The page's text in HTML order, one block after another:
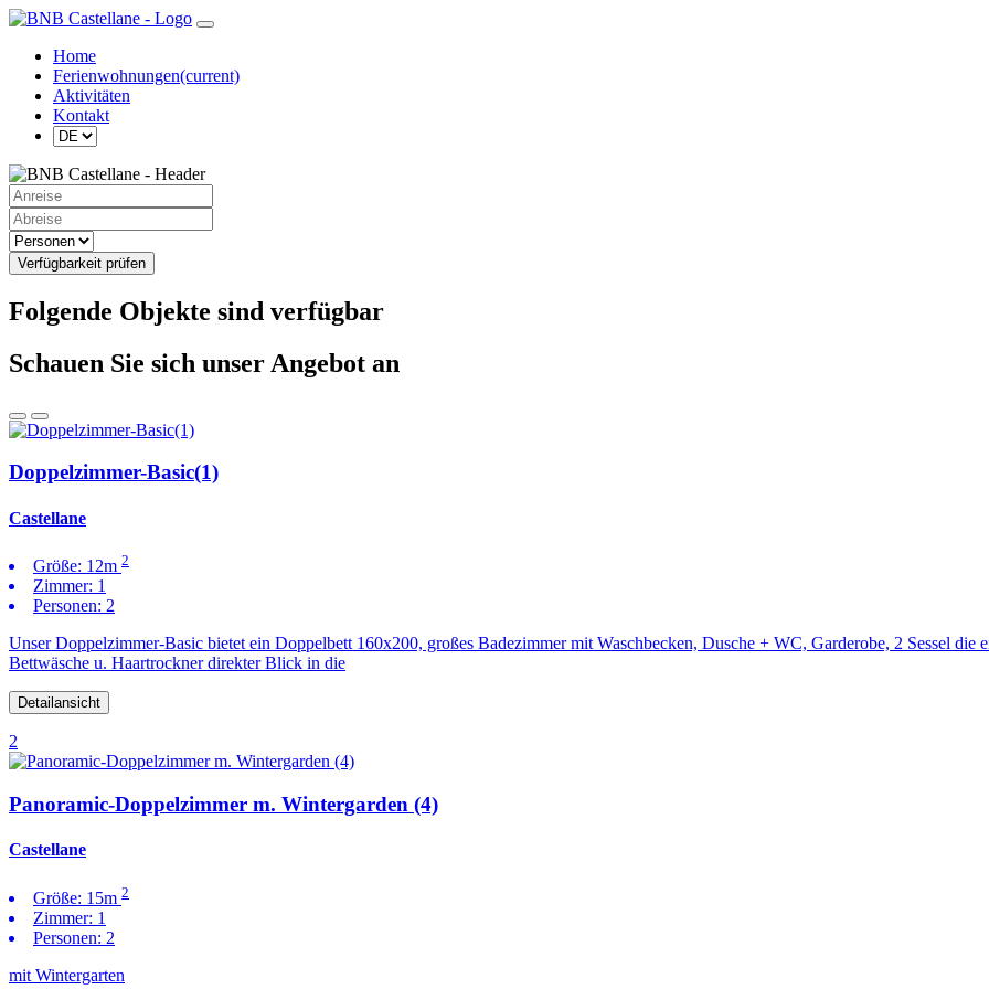
Home
Ferienwohnungen(current)
Aktivitäten
Kontakt
Verfügbarkeit prüfen
Folgende Objekte sind verfügbar
Schauen Sie sich unser Angebot an
Doppelzimmer-Basic(1)
Castellane
Größe: 12m 2
Zimmer: 1
Personen: 2
Unser Doppelzimmer-Basic bietet ein Doppelbett 160x200, großes Badezimmer mit Waschbecken, Dusche + WC, Garderobe, 2 Sessel die
Bettwäsche u. Haartrockner direkter Blick in die
Detailansicht
2
Panoramic-Doppelzimmer m. Wintergarden (4)
Castellane
Größe: 15m 2
Zimmer: 1
Personen: 2
mit Wintergarten